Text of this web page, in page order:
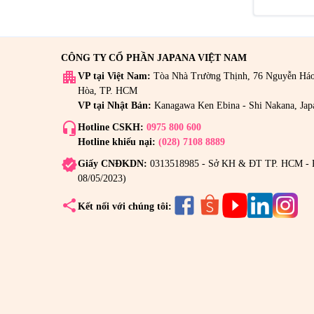
CÔNG TY CỔ PHẦN JAPANA VIỆT NAM
apartment VP tại Việt Nam: Tòa Nhà Trường Thịnh, 76 Nguyễn
Hòa, TP. HCM
VP tại Nhật Bản: Kanagawa Ken Ebina - Shi Nakana,
headset_mic Hotline CSKH: 0975 800 600
Hotline khiếu nại: (028) 7108 8889
verifiedGiấy CNĐKDN: 0313518985 - Sở KH & ĐT TP. HCM -
08/05/2023)
share Kết nối với chúng tôi: